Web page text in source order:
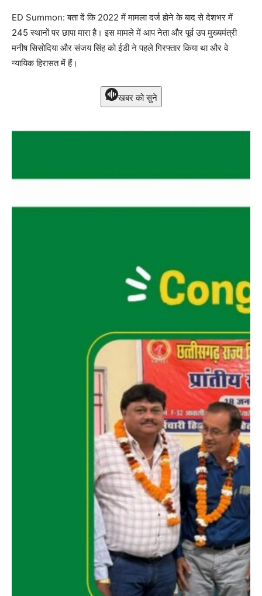
ED Summon: बता दें कि 2022 में मामला दर्ज होने के बाद से देशभर में
245 स्थानों पर छापा मारा है। इस मामले में आप नेता और पूर्व उप मुख्यमंत्री
मनीष सिसोदिया और संजय सिंह को ईडी ने पहले गिरफ्तार किया था और वे
न्यायिक हिरासत में हैं।
खबर को सुने